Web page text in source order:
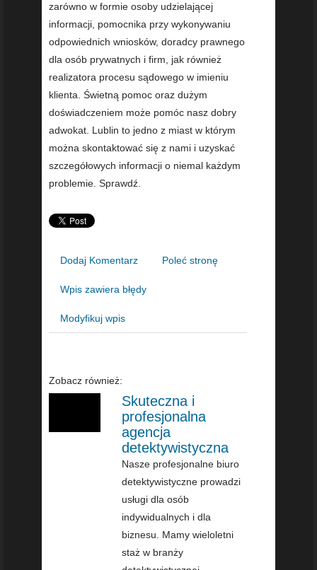
zarówno w formie osoby udzielającej
informacji, pomocnika przy wykonywaniu
odpowiednich wniosków, doradcy prawnego
dla osób prywatnych i firm, jak również
realizatora procesu sądowego w imieniu
klienta. Świetną pomoc oraz dużym
doświadczeniem może pomóc nasz dobry
adwokat. Lublin to jedno z miast w którym
można skontaktować się z nami i uzyskać
szczegółowych informacji o niemal każdym
problemie. Sprawdź.
Dodaj Komentarz Poleć stronę
Wpis zawiera błędy
Modyfikuj wpis
Zobacz również:
Skuteczna i
profesjonalna
agencja
detektywistyczna
Nasze profesjonalne biuro
detektywistyczne prowadzi
usługi dla osób
indywidualnych i dla
biznesu. Mamy wieloletni
staż w branży